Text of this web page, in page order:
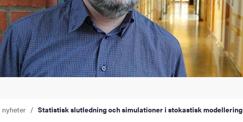
nyheter Statistisk slutledning och simulationer i stokastisk modellering